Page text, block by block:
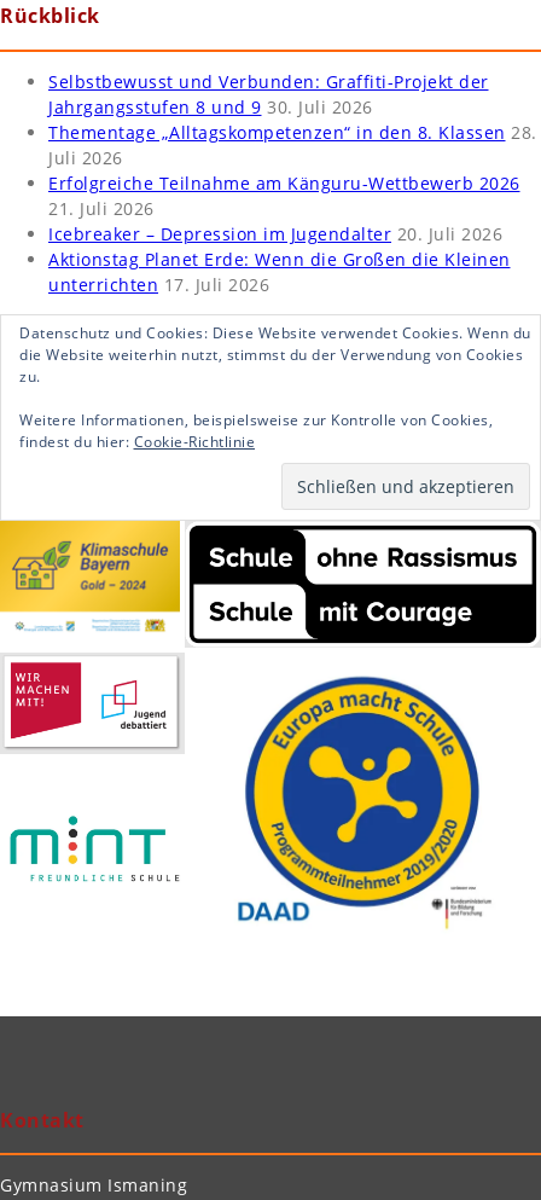
Rückblick
Selbstbewusst und Verbunden: Graffiti-Projekt der
Jahrgangsstufen 8 und 9 30. Juli 2026
Thementage „Alltagskompetenzen“ in den 8. Klassen 28.
Juli 2026
Erfolgreiche Teilnahme am Känguru-Wettbewerb 2026
21. Juli 2026
Icebreaker – Depression im Jugendalter 20. Juli 2026
Aktionstag Planet Erde: Wenn die Großen die Kleinen
unterrichten 17. Juli 2026
Datenschutz und Cookies: Diese Website verwendet Cookies. Wenn du
die Website weiterhin nutzt, stimmst du der Verwendung von Cookies
zu.
Weitere Informationen, beispielsweise zur Kontrolle von Cookies,
findest du hier: Cookie-Richtlinie
Kontakt
Gymnasium Ismaning